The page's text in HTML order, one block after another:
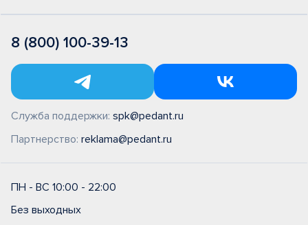
8 (800) 100-39-13
Служба поддержки: spk@pedant.ru
Партнерство: reklama@pedant.ru
ПН - ВС 10:00 - 22:00
Без выходных